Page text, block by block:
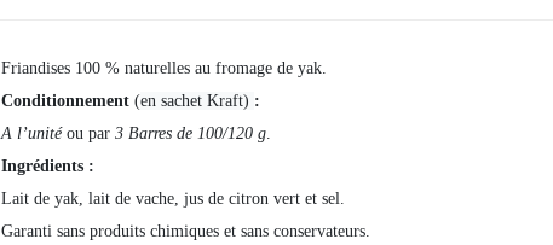
Friandises 100 % naturelles au fromage de yak.
Conditionnement (en sachet Kraft) :
A l’unitéou par 3 Barres de 100/120 g.
Ingrédients :
Lait de yak, lait de vache, jus de citron vert et sel.
Garanti sans produits chimiques et sans conservateurs.